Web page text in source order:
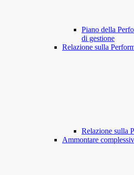
Piano della
di gestione
Relazione sulla
Relazione sulla
Ammontare